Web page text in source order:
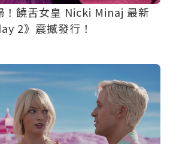
！饒舌女皇 Nicki Minaj 最新
2》震撼發行！